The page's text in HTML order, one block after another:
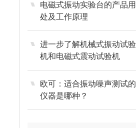
电磁式振动实验台的产品用
处及工作原理
进一步了解机械式振动试验
机和电磁式震动试验机​
欧可：适合振动噪声测试的
仪器是哪种？